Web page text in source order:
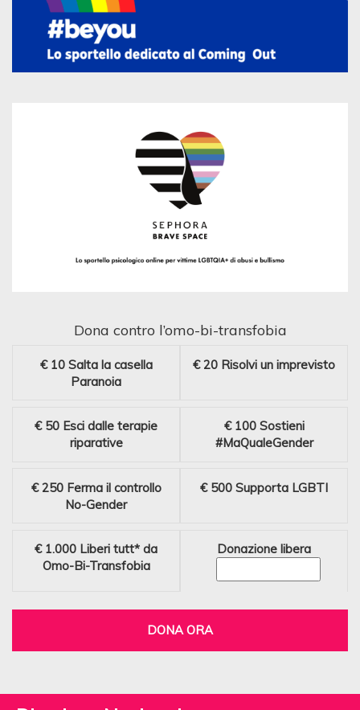
Dona contro l’omo-bi-transfobia
€ 10 Salta la casella
Paranoia
€ 20 Risolvi un imprevisto
€ 50 Esci dalle terapie
riparative
€ 100 Sostieni
#MaQualeGender
€ 250 Ferma il controllo
No-Gender
€ 500 Supporta LGBTI
€ 1.000 Liberi tutt* da
Omo-Bi-Transfobia
Donazione libera
DONA ORA